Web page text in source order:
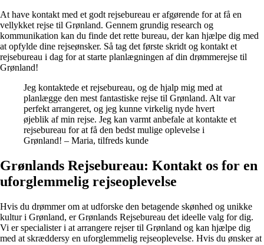
At have kontakt med et godt rejsebureau er afgørende for at få en
vellykket rejse til Grønland. Gennem grundig research og
kommunikation kan du finde det rette bureau, der kan hjælpe dig med
at opfylde dine rejseønsker. Så tag det første skridt og kontakt et
rejsebureau i dag for at starte planlægningen af din drømmerejse til
Grønland!
Jeg kontaktede et rejsebureau, og de hjalp mig med at
planlægge den mest fantastiske rejse til Grønland. Alt var
perfekt arrangeret, og jeg kunne virkelig nyde hvert
øjeblik af min rejse. Jeg kan varmt anbefale at kontakte et
rejsebureau for at få den bedst mulige oplevelse i
Grønland! – Maria, tilfreds kunde
Grønlands Rejsebureau: Kontakt os for en
uforglemmelig rejseoplevelse
Hvis du drømmer om at udforske den betagende skønhed og unikke
kultur i Grønland, er Grønlands Rejsebureau det ideelle valg for dig.
Vi er specialister i at arrangere rejser til Grønland og kan hjælpe dig
med at skræddersy en uforglemmelig rejseoplevelse. Hvis du ønsker at